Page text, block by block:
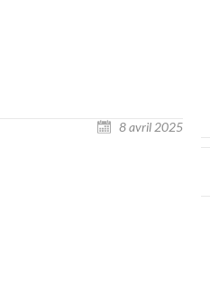
8 avril 2025